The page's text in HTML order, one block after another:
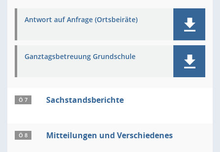
Antwort auf Anfrage (Ortsbeiräte)
Ganztagsbetreuung Grundschule
Ö 7 Sachstandsberichte
Ö 8 Mitteilungen und Verschiedenes